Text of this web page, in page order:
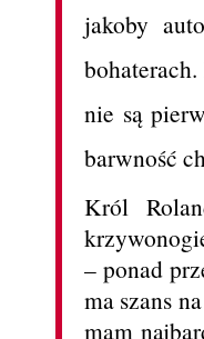
jakoby
nie są
barwność
Król
– ponad
ma szans
mam